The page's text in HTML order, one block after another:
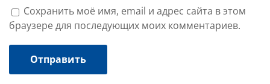
Сохранить моё имя, email и адрес сайта в этом
браузере для последующих моих комментариев.